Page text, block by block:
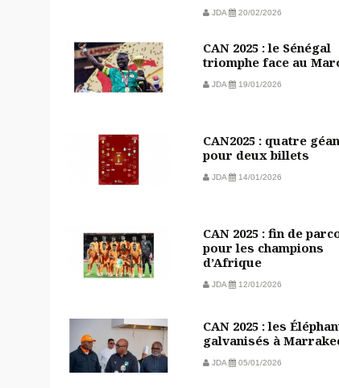
JDA 20/02/2026
CAN 2025 : le Sénégal
triomphe face au
JDA 19/01/2026
CAN2025 : quatre
pour deux billets
JDA 14/01/2026
CAN 2025 : fin de
pour les champions
d’Afrique
JDA 12/01/2026
CAN 2025 : les
galvanisés à
JDA 05/01/2026